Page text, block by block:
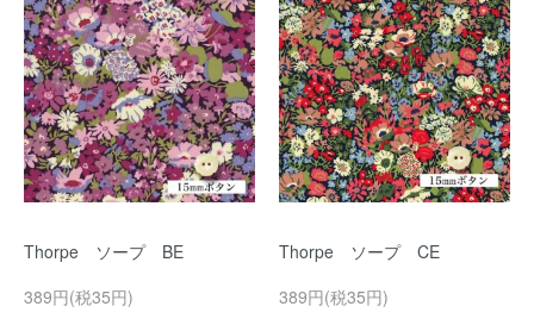
Thorpe ソープ BE
389円(税35円)
Thorpe ソープ CE
389円(税35円)